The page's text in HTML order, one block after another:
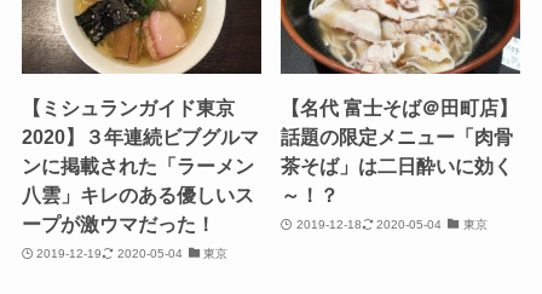
【ミシュランガイド東京
2020】３年連続ビブグルマ
ンに掲載された「ラーメン
八雲」キレのある優しいス
ープが激ウマだった！
2019-12-19 2020-05-04 東京
【名代 富士そば＠田町店】
話題の限定メニュー「肉骨
茶そば」は二日酔いに効く
～！？
2019-12-18 2020-05-04 東京